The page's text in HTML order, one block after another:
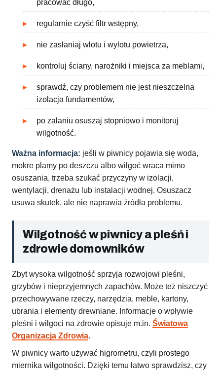
pracować długo,
regularnie czyść filtr wstępny,
nie zasłaniaj wlotu i wylotu powietrza,
kontroluj ściany, narożniki i miejsca za meblami,
sprawdź, czy problemem nie jest nieszczelna
izolacja fundamentów,
po zalaniu osuszaj stopniowo i monitoruj
wilgotność.
Ważna informacja: jeśli w piwnicy pojawia się woda,
mokre plamy po deszczu albo wilgoć wraca mimo
osuszania, trzeba szukać przyczyny w izolacji,
wentylacji, drenażu lub instalacji wodnej. Osuszacz
usuwa skutek, ale nie naprawia źródła problemu.
Wilgotność w piwnicy a pleśń i
zdrowie domowników
Zbyt wysoka wilgotność sprzyja rozwojowi pleśni,
grzybów i nieprzyjemnych zapachów. Może też niszczyć
przechowywane rzeczy, narzędzia, meble, kartony,
ubrania i elementy drewniane. Informacje o wpływie
pleśni i wilgoci na zdrowie opisuje m.in. Światowa
Organizacja Zdrowia.
W piwnicy warto używać higrometru, czyli prostego
miernika wilgotności. Dzięki temu łatwo sprawdzisz, czy